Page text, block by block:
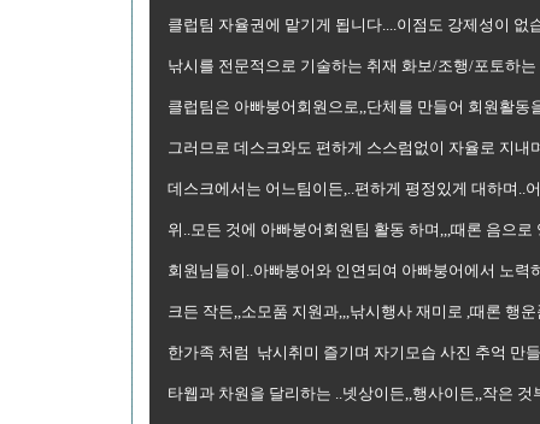
클럽팀 자율권에 맡기게 됩니다....이점도 강제성이
낚시를 전문적으로 기술하는 취재 화보/조행/포토하
클럽팀은 아빠붕어회원으로,,단체를 만들어 회원활동
그러므로 데스크와도 편하게 스스럼없이 자율로 지
데스크에서는 어느팀이든,..편하게 평정있게 대하며..
위..모든 것에 아빠붕어회원팀 활동 하며,,,때론 음으
회원님들이..아빠붕어와 인연되여 아빠붕어에서 노
크든 작든,,소모품 지원과,,,낚시행사 재미로 ,때론 행
한가족 처럼 낚시취미 즐기며 자기모습 사진 추억 만
타웹과 차원을 달리하는 ..넷상이든,,행사이든,,작은